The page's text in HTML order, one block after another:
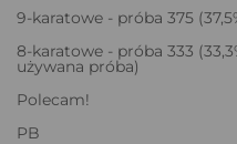
9-karatowe - próba 375
8-karatowe - próba 333
używana próba)
Polecam!
PB